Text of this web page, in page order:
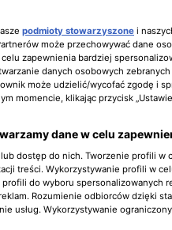
podmioty stowarzyszone i
może przechowywać dane
zapewnienia bardziej
danych osobowych
może udzielić/wycofać zgodę i
momencie, klikając przycisk
dane w celu
dostęp do nich. Tworzenie profili w
treści. Wykorzystywanie profili w
do wyboru spersonalizowanych
Rozumienie odbiorców dzięki
usług. Wykorzystywanie